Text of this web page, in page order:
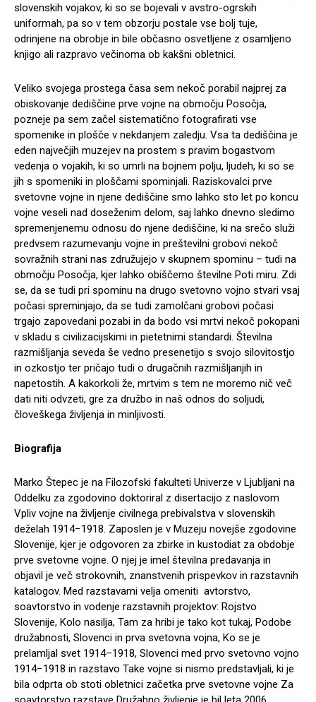
slovenskih vojakov, ki so se bojevali v avstro-ogrskih
uniformah, pa so v tem obzorju postale vse bolj tuje,
odrinjene na obrobje in bile občasno osvetljene z osamljeno
knjigo ali razpravo večinoma ob kakšni obletnici.
Veliko svojega prostega časa sem nekoč porabil najprej za
obiskovanje dediščine prve vojne na območju Posočja,
pozneje pa sem začel sistematično fotografirati vse
spomenike in plošče v nekdanjem zaledju. Vsa ta dediščina je
eden največjih muzejev na prostem s pravim bogastvom
vedenja o vojakih, ki so umrli na bojnem polju, ljudeh, ki so se
jih s spomeniki in ploščami spominjali. Raziskovalci prve
svetovne vojne in njene dediščine smo lahko sto let po koncu
vojne veseli nad doseženim delom, saj lahko dnevno sledimo
spremenjenemu odnosu do njene dediščine, ki na srečo služi
predvsem razumevanju vojne in preštevilni grobovi nekoč
sovražnih strani nas združujejo v skupnem spominu – tudi na
območju Posočja, kjer lahko obiščemo številne Poti miru. Zdi
se, da se tudi pri spominu na drugo svetovno vojno stvari vsaj
počasi spreminjajo, da se tudi zamolčani grobovi počasi
trgajo zapovedani pozabi in da bodo vsi mrtvi nekoč pokopani
v skladu s civilizacijskimi in pietetnimi standardi. Številna
razmišljanja seveda še vedno presenetijo s svojo silovitostjo
in ozkostjo ter pričajo tudi o drugačnih razmišljanjih in
napetostih. A kakorkoli že, mrtvim s tem ne moremo nič več
dati niti odvzeti, gre za družbo in naš odnos do soljudi,
človeškega življenja in minljivosti.
Biografija
Marko Štepec je na Filozofski fakulteti Univerze v Ljubljani na
Oddelku za zgodovino doktoriral z disertacijo z naslovom
Vpliv vojne na življenje civilnega prebivalstva v slovenskih
deželah 1914−1918. Zaposlen je v Muzeju novejše zgodovine
Slovenije, kjer je odgovoren za zbirke in kustodiat za obdobje
prve svetovne vojne. O njej je imel številna predavanja in
objavil je več strokovnih, znanstvenih prispevkov in razstavnih
katalogov. Med razstavami velja omeniti avtorstvo,
soavtorstvo in vodenje razstavnih projektov: Rojstvo
Slovenije, Kolo nasilja, Tam za hribi je tako kot tukaj, Podobe
družabnosti, Slovenci in prva svetovna vojna, Ko se je
prelamljal svet 1914–1918, Slovenci med prvo svetovno vojno
1914−1918 in razstavo Take vojne si nismo predstavljali, ki je
bila odprta ob stoti obletnici začetka prve svetovne vojne Za